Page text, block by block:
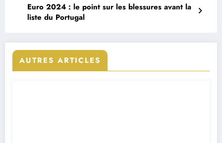
Euro 2024 : le point sur les blessures avant la
liste du Portugal
AUTRES ARTICLES